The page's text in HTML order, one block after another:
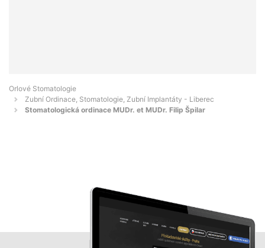
Orlové Stomatologie
Zubní Ordinace, Stomatologie, Zubní Implantáty - Liberec
Stomatologická ordinace MUDr. et MUDr. Filip Špilar